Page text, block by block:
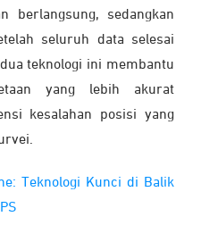
berlangsung, sedangkan
seluruh data selesai
teknologi ini membantu
yang lebih akurat
kesalahan posisi yang
Teknologi Kunci di Balik